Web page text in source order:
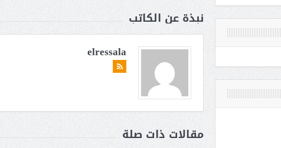
نبذة عن الكاتب
elressala
مقالات ذات صلة